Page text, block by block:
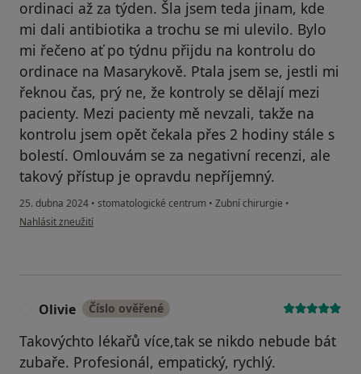
ordinaci až za týden. Šla jsem teda jinam, kde
mi dali antibiotika a trochu se mi ulevilo. Bylo
mi řečeno ať po týdnu přijdu na kontrolu do
ordinace na Masarykově. Ptala jsem se, jestli mi
řeknou čas, prý ne, že kontroly se dělají mezi
pacienty. Mezi pacienty mě nevzali, takže na
kontrolu jsem opět čekala přes 2 hodiny stále s
bolestí. Omlouvám se za negativní recenzi, ale
takový přístup je opravdu nepříjemný.
25. dubna 2024 • stomatologické centrum • Zubní chirurgie •
podle názoru uživatele Žaneta
Nahlásit zneužití
Olivie Číslo ověřené
Takovýchto lékařů více,tak se nikdo nebude bát
zubaře. Profesionál, empatický, rychlý.